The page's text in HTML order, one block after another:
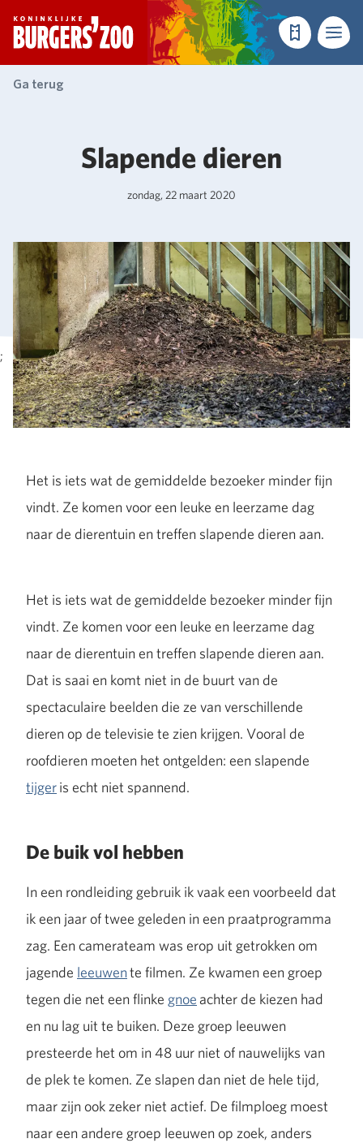
- Homepagina
TicketsMenu
Ga terug
;
Slapende dieren
zondag, 22 maart 2020
Het is iets wat de gemiddelde bezoeker minder fijn
vindt. Ze komen voor een leuke en leerzame dag
naar de dierentuin en treffen slapende dieren aan.
Het is iets wat de gemiddelde bezoeker minder fijn
vindt. Ze komen voor een leuke en leerzame dag
naar de dierentuin en treffen slapende dieren aan.
Dat is saai en komt niet in de buurt van de
spectaculaire beelden die ze van verschillende
dieren op de televisie te zien krijgen. Vooral de
roofdieren moeten het ontgelden: een slapende
tijgeris echt niet spannend.
De buik vol hebben
In een rondleiding gebruik ik vaak een voorbeeld dat
ik een jaar of twee geleden in een praatprogramma
zag. Een camerateam was erop uit getrokken om
jagende leeuwente filmen. Ze kwamen een groep
tegen die net een flinke gnoeachter de kiezen had
en nu lag uit te buiken. Deze groep leeuwen
presteerde het om in 48 uur niet of nauwelijks van
de plek te komen. Ze slapen dan niet de hele tijd,
maar zijn ook zeker niet actief. De filmploeg moest
naar een andere groep leeuwen op zoek, anders